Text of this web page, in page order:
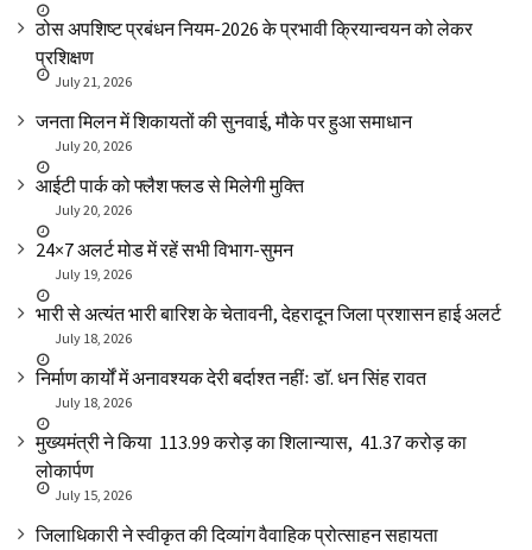
ठोस अपशिष्ट प्रबंधन नियम-2026 के प्रभावी क्रियान्वयन को लेकर
प्रशिक्षण
July 21, 2026
जनता मिलन में शिकायतों की सुनवाई, मौके पर हुआ समाधान
July 20, 2026
आईटी पार्क को फ्लैश फ्लड से मिलेगी मुक्ति
July 20, 2026
24×7 अलर्ट मोड में रहें सभी विभाग-सुमन
July 19, 2026
भारी से अत्यंत भारी बारिश के चेतावनी, देहरादून जिला प्रशासन हाई अलर्ट
July 18, 2026
निर्माण कार्यों में अनावश्यक देरी बर्दाश्त नहींः डाॅ. धन सिंह रावत
July 18, 2026
मुख्यमंत्री ने किया ₹ 113.99 करोड़ का शिलान्यास, ₹ 41.37 करोड़ का
लोकार्पण
July 15, 2026
जिलाधिकारी ने स्वीकृत की दिव्यांग वैवाहिक प्रोत्साहन सहायता